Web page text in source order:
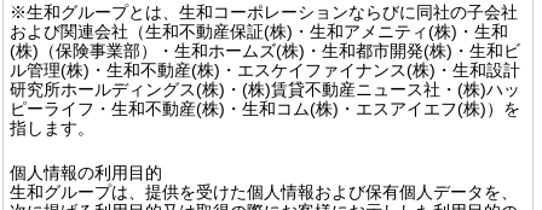
※生和グループとは、生和コーポレーションならびに同社の子会社
および関連会社（生和不動産保証(株)・生和アメニティ(株)・生和
(株)（保険事業部）・生和ホームズ(株)・生和都市開発(株)・生和ビ
ル管理(株)・生和不動産(株)・エスケイファイナンス(株)・生和設計
研究所ホールディングス(株)・(株)賃貸不動産ニュース社・(株)ハッ
ピーライフ・生和不動産(株)・生和コム(株)・エスアイエフ(株)）を
指します。
個人情報の利用目的
生和グループは、提供を受けた個人情報および保有個人データを、